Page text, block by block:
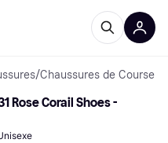
/Chaussures de Course
Rose Corail Shoes -